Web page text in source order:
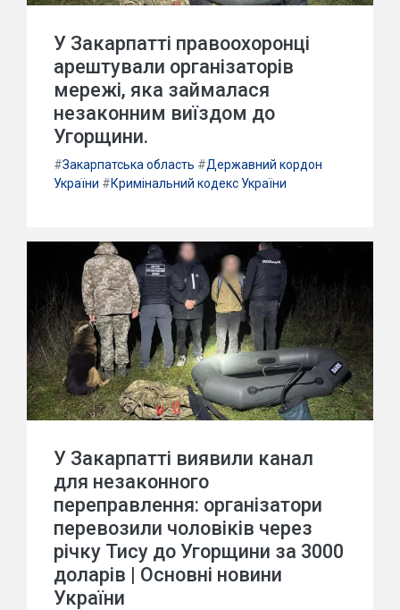
У Закарпатті правоохоронці
арештували організаторів
мережі, яка займалася
незаконним виїздом до
Угорщини.
#Закарпатська область #Державний кордон
України #Кримінальний кодекс України
У Закарпатті виявили канал
для незаконного
переправлення: організатори
перевозили чоловіків через
річку Тису до Угорщини за 3000
доларів | Основні новини
України